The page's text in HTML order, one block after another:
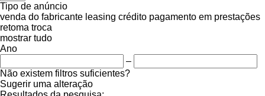
Tipo de anúncio
venda do fabricante leasing crédito pagamento em prestações
retoma troca
mostrar tudo
Ano
–
Não existem filtros suficientes?
Sugerir uma alteração